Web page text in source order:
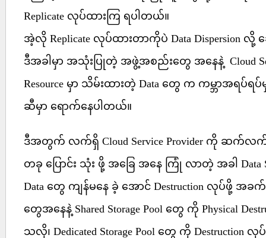
Replicate လုပ်ထားကြ ရပါတယ်။
အဲ့လို Replicate လုပ်ထားတာကိုပဲ Data Dispersion လို့ ခ
ဒီအခါမှာ အသုံးပြုတဲ့ အဖွဲ့အစည်းတွေ အနေနဲ့ Cloud
Resource မှာ သိမ်းထားတဲ့ Data တွေ က ကမ္ဘာအရပ်ရပ်
ဆီမှာ ရောက်နေပါတယ်။
ဒီအတွက် လက်ရှိ Cloud Service Provider ကို ဆက်လ
တခု ပြောင်း သုံး ဖို့ အခြေ အနေ ကြုံ လာတဲ့ အခါ Data
Data တွေ ကျန်မနေ ခဲ့ အောင် Destruction လုပ်ဖို့ အခ
တွေအနေနဲ့ Shared Storage Pool တွေ ကို Physical
သလို၊ Dedicated Storage Pool တွေ ကို